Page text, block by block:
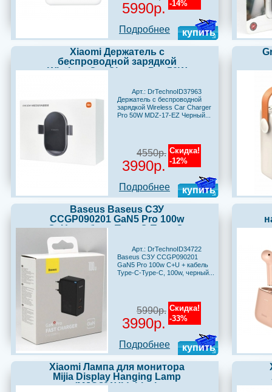
-14%
5990р.
Подробнее купить
Xiaomi Держатель с
беспроводной зарядкой
Wireless Car Charger Pro 50W
Арт.: DrTechnoID37963
Держатель с беспроводной
зарядкой Wireless Car Charger
Pro 50W MDZ-17-EZ Черный...
4550р. Скидка!
-12%
3990р.
Подробнее купить
Baseus Baseus СЗУ
CCGP090201 GaN5 Pro 100w
C+U + кабель Type-C-Type-C,
Арт.: DrTechnoID34722
Baseus СЗУ CCGP090201
GaN5 Pro 100w C+U + кабель
Type-C-Type-C, 100w, черный...
5990р. Скидка!
-33%
3990р.
Подробнее купить
Xiaomi Лампа для монитора
Mijia Display Hanging Lamp
(MJGJ01YL), black